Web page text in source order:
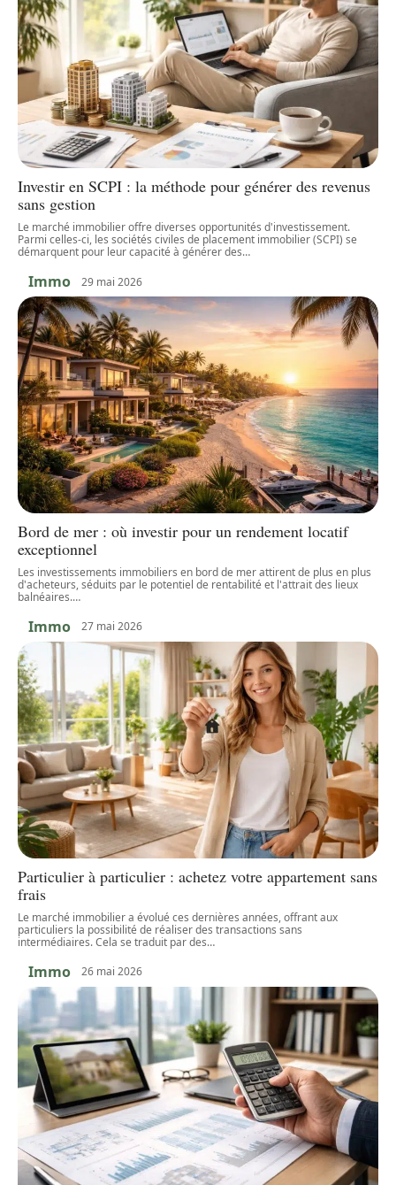
Investir en SCPI : la méthode pour générer des revenus
sans gestion
Le marché immobilier offre diverses opportunités d'investissement.
Parmi celles-ci, les sociétés civiles de placement immobilier (SCPI) se
démarquent pour leur capacité à générer des…
Immo 29 mai 2026
Bord de mer : où investir pour un rendement locatif
exceptionnel
Les investissements immobiliers en bord de mer attirent de plus en plus
d'acheteurs, séduits par le potentiel de rentabilité et l'attrait des lieux
balnéaires.…
Immo 27 mai 2026
Particulier à particulier : achetez votre appartement sans
frais
Le marché immobilier a évolué ces dernières années, offrant aux
particuliers la possibilité de réaliser des transactions sans
intermédiaires. Cela se traduit par des…
Immo 26 mai 2026